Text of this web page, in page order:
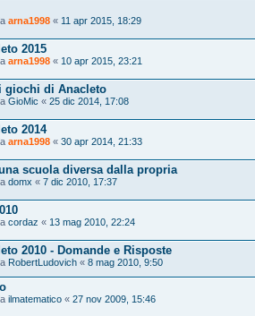
arna1998 « 11 apr 2015, 18:29
2015
arna1998 « 10 apr 2015, 23:21
giochi di Anacleto
GioMic « 25 dic 2014, 17:08
2014
arna1998 « 30 apr 2014, 21:33
scuola diversa dalla propria
domx « 7 dic 2010, 17:37
cordaz « 13 mag 2010, 22:24
2010 - Domande e Risposte
RobertLudovich « 8 mag 2010, 9:50
ilmatematico « 27 nov 2009, 15:46